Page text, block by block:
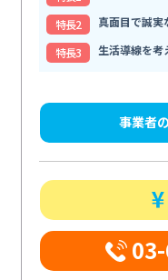
特⻑2
真面目で誠実
特⻑3
生活導線を考
事業者